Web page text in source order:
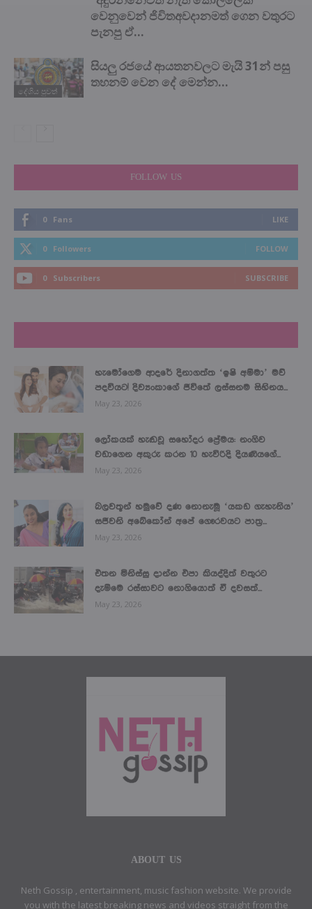
වෙනුවෙන් ජිවිතඅවදානමත් ගෙන වතුරට
පැනපු ඒ...
දේශිය පුවත්
සියලු රජයේ ආයතනවලට මැයි 31න් පසු
තහනම් වෙන දේ මෙන්න…
FOLLOW US
0 Fans LIKE
0 Followers FOLLOW
0 Subscribers SUBSCRIBE
හැමෝගෙම ආදරේ දිනාගත්ත ‘ඉෂි අම්මා’ මව්
පදවියට! දිව්‍යංකාගේ ජීවිතේ ලස්සනම සිහිනය...
May 23, 2026
ලෝකයක් හැඬවූ සහෝදර ප්‍රේමය: නංගිව
වඩාගෙන අකුරු කරන 10 හැවිරිදි දියණියගේ...
May 23, 2026
බලවතූන් හමුවේ දණ නොනැමූ ‘යකඩ ගැහැනිය’
සජීවනි අබේකෝන් අපේ ගෞරවයට පාත්‍ර...
May 23, 2026
එතන මිනිස්සු දාන්න එපා කියද්දිත් වතුරට
දැම්මෙ රස්සාවට නොගියොත් ඒ දවසත්...
May 23, 2026
ABOUT US
Neth Gossip , entertainment, music fashion website. We provide
you with the latest breaking news and videos straight from the